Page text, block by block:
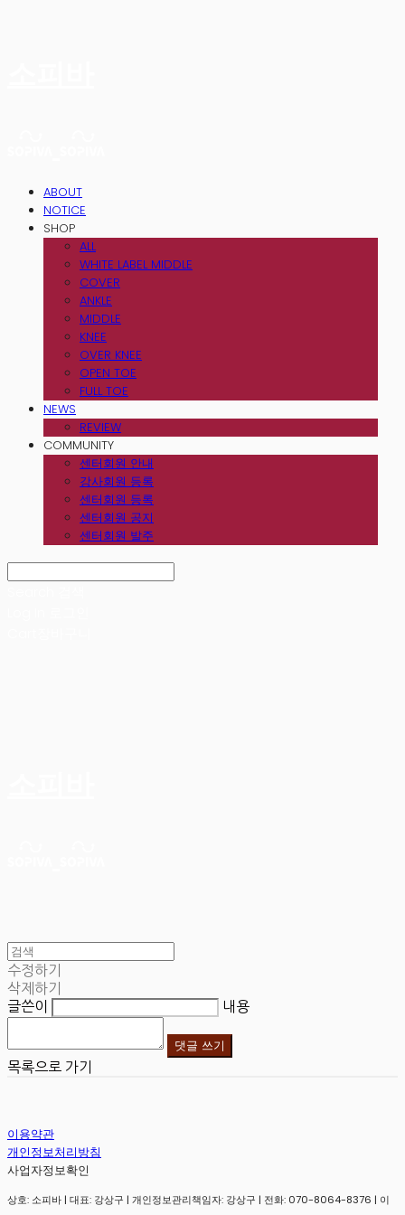
ABOUT
NOTICE
SHOP
ALL
WHITE LABEL MIDDLE
COVER
ANKLE
MIDDLE
KNEE
OVER KNEE
OPEN TOE
FULL TOE
NEWS
REVIEW
COMMUNITY
센터회원 안내
강사회원 등록
센터회원 등록
센터회원 공지
센터회원 발주
수정하기
삭제하기
글쓴이
내용
댓글 쓰기
목록으로 가기
이용약관
개인정보처리방침
사업자정보확인
상호: 소피바 | 대표: 강상구 | 개인정보관리책임자: 강상구 | 전화: 070-8064-8376 | 이